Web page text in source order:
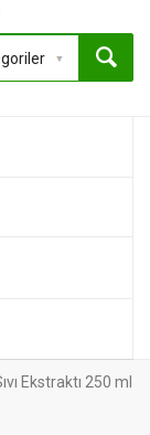
Ekstraktı 250 ml